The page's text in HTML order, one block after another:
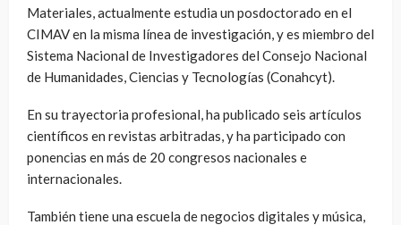
Materiales, actualmente estudia un posdoctorado en el
CIMAV en la misma línea de investigación, y es miembro del
Sistema Nacional de Investigadores del Consejo Nacional
de Humanidades, Ciencias y Tecnologías (Conahcyt).
En su trayectoria profesional, ha publicado seis artículos
científicos en revistas arbitradas, y ha participado con
ponencias en más de 20 congresos nacionales e
internacionales.
También tiene una escuela de negocios digitales y música,